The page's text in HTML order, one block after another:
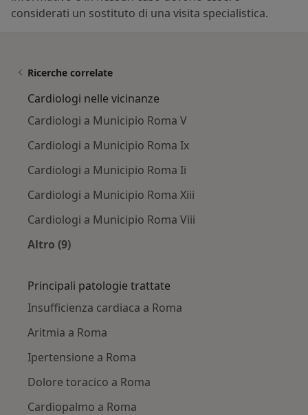
considerati un sostituto di una visita specialistica.
Ricerche correlate
Cardiologi nelle vicinanze
Cardiologi a Municipio Roma V
Cardiologi a Municipio Roma Ix
Cardiologi a Municipio Roma Ii
Cardiologi a Municipio Roma Xiii
Cardiologi a Municipio Roma Viii
Altro (9)
Principali patologie trattate
Insufficienza cardiaca a Roma
Aritmia a Roma
Ipertensione a Roma
Dolore toracico a Roma
Cardiopalmo a Roma